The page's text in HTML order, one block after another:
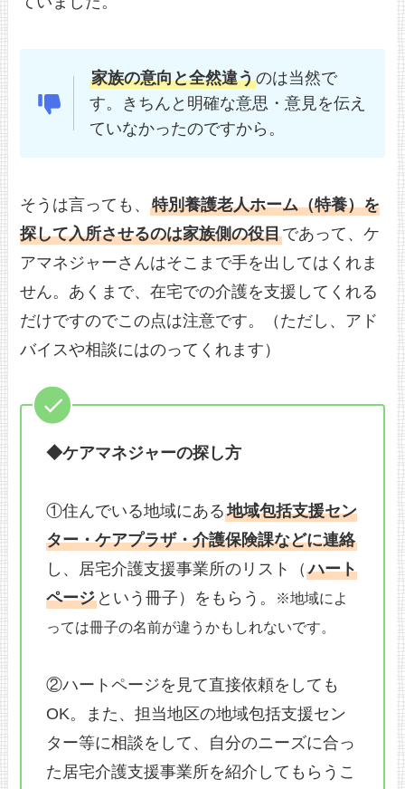
家族の意向と全然違うのは当然で
す。きちんと明確な意思・意見を伝え
ていなかったのですから。
そうは言っても、特別養護老人ホーム（特養）を
探して入所させるのは家族側の役目であって、ケ
アマネジャーさんはそこまで手を出してはくれま
せん。あくまで、在宅での介護を支援してくれる
だけですのでこの点は注意です。（ただし、アド
バイスや相談にはのってくれます）
◆ケアマネジャーの探し方
①住んでいる地域にある地域包括支援セン
ター・ケアプラザ・介護保険課などに連絡
し、居宅介護支援事業所のリスト（ハート
ページ という冊子）をもらう。
※地域によ
っては冊子の名前が違うかもしれないです。
②ハートページを見て直接依頼をしても
OK。また、担当地区の地域包括支援セン
ター等に相談をして、自分のニーズに合っ
た居宅介護支援事業所を紹介してもらうこ